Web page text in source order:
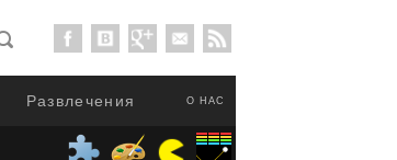
О НАС
Развлечения